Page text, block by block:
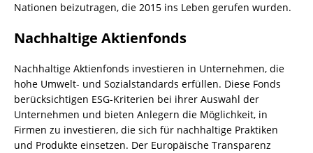
Nationen beizutragen, die 2015 ins Leben gerufen wurden.
Nachhaltige Aktienfonds
Nachhaltige Aktienfonds investieren in Unternehmen, die
hohe Umwelt- und Sozialstandards erfüllen. Diese Fonds
berücksichtigen ESG-Kriterien bei ihrer Auswahl der
Unternehmen und bieten Anlegern die Möglichkeit, in
Firmen zu investieren, die sich für nachhaltige Praktiken
und Produkte einsetzen. Der Europäische Transparenz